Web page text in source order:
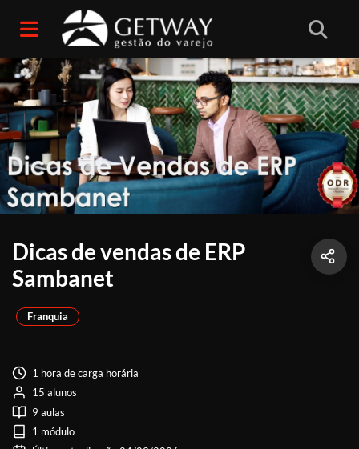
Dicas de vendas de ERP
Sambanet
Franquia
1 hora de carga horária
15 alunos
9 aulas
1 módulo